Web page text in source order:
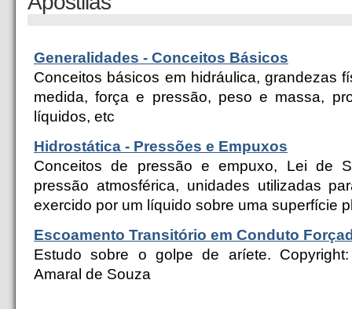
Generalidades - Conceitos Básicos
Conceitos básicos em hidráulica, grandezas
medida, força e pressão, peso e massa,
líquidos, etc
Hidrostática - Pressões e Empuxos
Conceitos de pressão e empuxo, Lei de
pressão atmosférica, unidades utilizadas
exercido por um líquido sobre uma superfície
Escoamento Transitório em Conduto
Estudo sobre o golpe de aríete.
Amaral de Souza